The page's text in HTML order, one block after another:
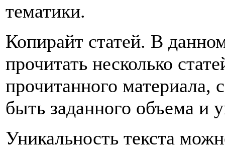
тематики.
Копирайт статей. В
прочитать несколько
прочитанного материала,
быть заданного объема и
Уникальность текста